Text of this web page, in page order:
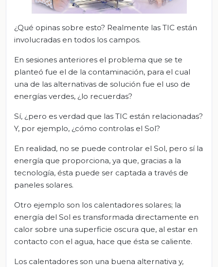
¿Qué opinas sobre esto? Realmente las TIC están
involucradas en todos los campos.
En sesiones anteriores el problema que se te
planteó fue el de la contaminación, para el cual
una de las alternativas de solución fue el uso de
energías verdes, ¿lo recuerdas?
Sí, ¿pero es verdad que las TIC están relacionadas?
Y, por ejemplo, ¿cómo controlas el Sol?
En realidad, no se puede controlar el Sol, pero sí la
energía que proporciona, ya que, gracias a la
tecnología, ésta puede ser captada a través de
paneles solares.
Otro ejemplo son los calentadores solares; la
energía del Sol es transformada directamente en
calor sobre una superficie oscura que, al estar en
contacto con el agua, hace que ésta se caliente.
Los calentadores son una buena alternativa y,